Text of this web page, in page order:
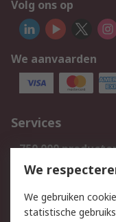
Volg ons op
We aanvaarden
Services
750.000
Bestellen
Track & Trace
We
We gebruiken
statistische